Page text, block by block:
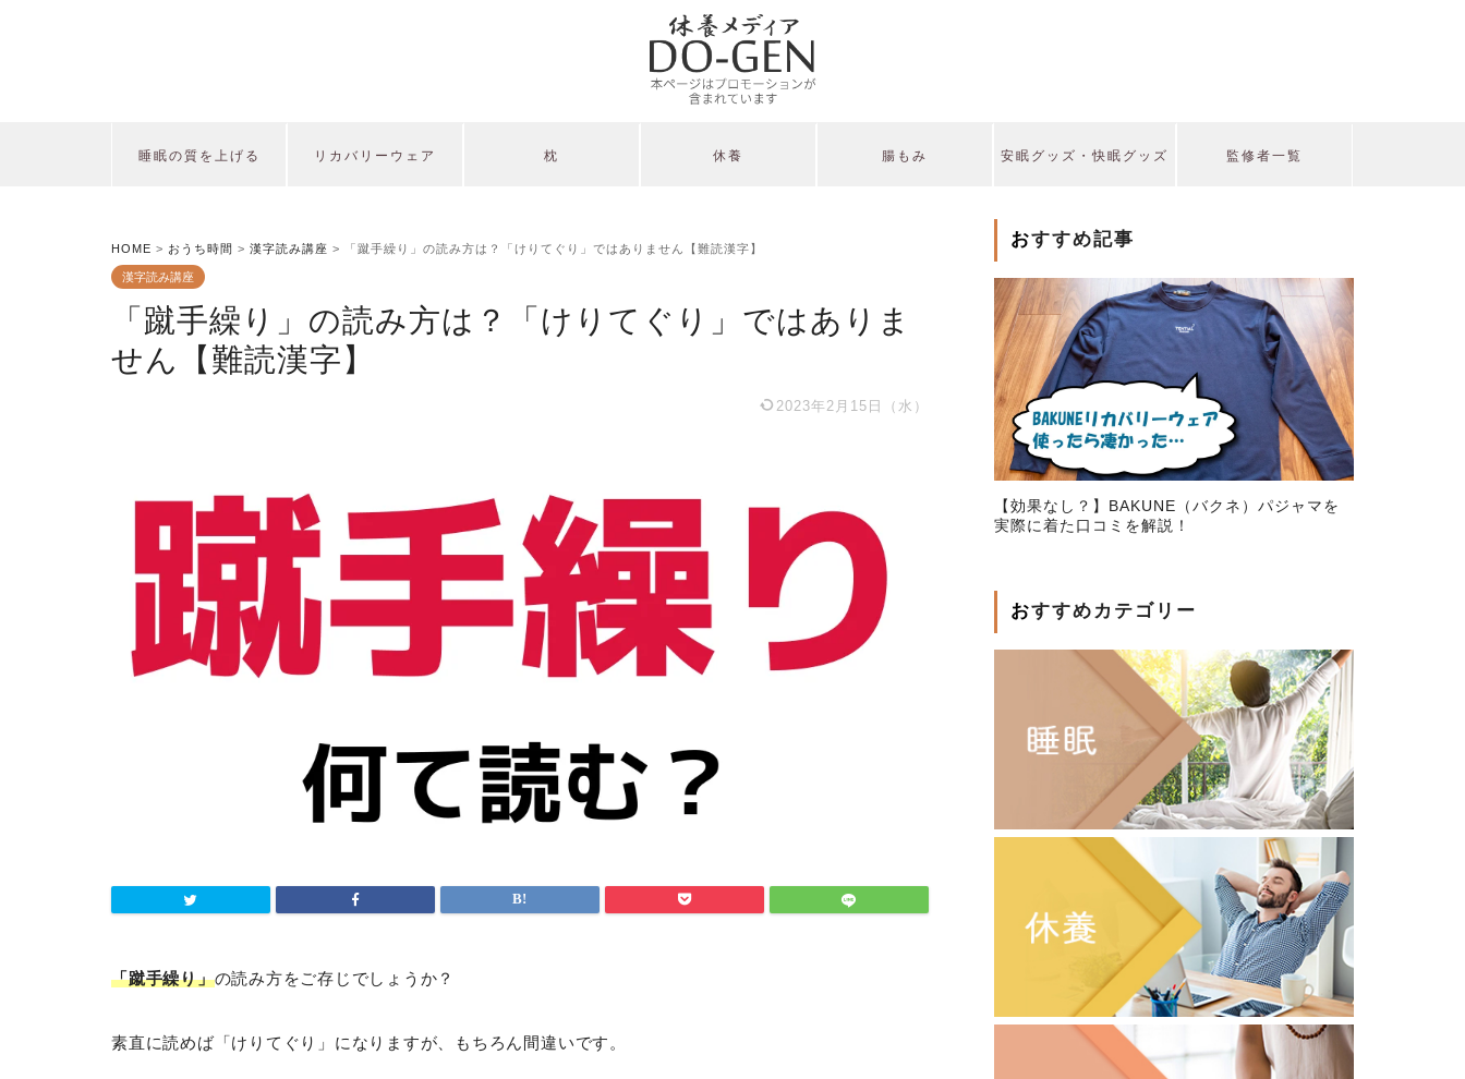
睡眠の質を上げる リカバリーウェア 枕 休養 腸もみ 安眠グッズ・快眠グッズ 監修者一覧
HOME > おうち時間 > 漢字読み講座 > 「蹴手繰り」の読み方は？「けりてぐり」ではありません【難読漢字】
漢字読み講座
「蹴手繰り」の読み方は？「けりてぐり」ではありま
せん【難読漢字】
2023年2月15日（水）
「蹴手繰り」の読み方をご存じでしょうか？
素直に読めば「けりてぐり」になりますが、もちろん間違いです。
おすすめ記事
【効果なし？】BAKUNE（バクネ）パジャマを
実際に着た口コミを解説！
おすすめカテゴリー